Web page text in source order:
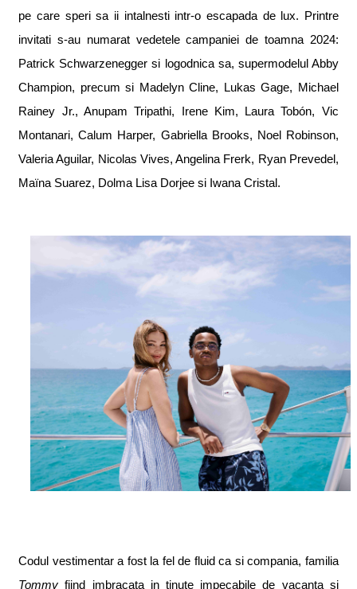
pe care speri sa ii intalnesti intr-o escapadade lux. Printre
invitati s-au numarat vedetele campaniei de toamna 2024:
Patrick Schwarzeneggersi logodnica sa, supermodelul Abby
Champion, precumsi Madelyn Cline, Lukas Gage, Michael
Rainey Jr., Anupam Tripathi, Irene Kim, Laura Tobón, Vic
Montanari, Calum Harper, Gabriella Brooks, Noel Robinson,
Valeria Aguilar, Nicolas Vives, Angelina Frerk, Ryan Prevedel,
Maïna Suarez, Dolma Lisa Dorjeesi Iwana Cristal.
Codul vestimentar a fost la fel de fluid ca si compania, familia
Tommy fiind imbracata intinute impecabile de vacanta si